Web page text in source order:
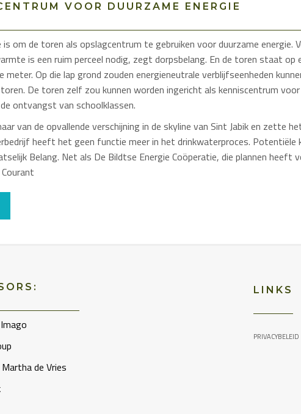
VOOR DUURZAME ENERGIE
is om de toren als opslagcentrum te gebruiken voor duurzame energie.
is een ruim perceel nodig, zegt dorpsbelang. En de toren staat op
meter. Op die lap grond zouden energieneutrale verblijfseenheden
De toren zelf zou kunnen worden ingericht als kenniscentrum
ontvangst van schoolklassen.
van de opvallende verschijning in de skyline van Sint Jabik en zette
heeft het geen functie meer in het drinkwaterproces. Potentiële
Belang. Net als De Bildtse Energie Coöperatie, die plannen heeft
de Vries
LINKS
PRIVACYBELEID